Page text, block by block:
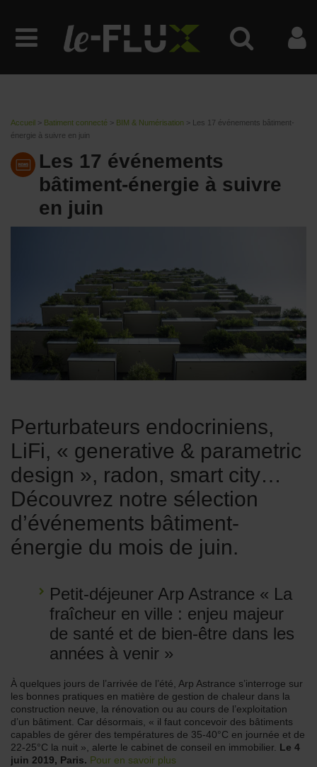
Accueil > Batiment connecté > BIM & Numérisation > Les 17 événements bâtiment-
énergie à suivre en juin
Les 17 événements
bâtiment-énergie à suivre
en juin
Perturbateurs endocriniens,
LiFi, « generative & parametric
design », radon, smart city…
Découvrez notre sélection
d’événements bâtiment-
énergie du mois de juin.
Petit-déjeuner Arp Astrance « La
fraîcheur en ville : enjeu majeur
de santé et de bien-être dans les
années à venir »
À quelques jours de l’arrivée de l’été, Arp Astrance s’interroge sur
les bonnes pratiques en matière de gestion de chaleur dans la
construction neuve, la rénovation ou au cours de l’exploitation
d’un bâtiment. Car désormais, « il faut concevoir des bâtiments
capables de gérer des températures de 35-40°C en journée et de
22-25°C la nuit », alerte le cabinet de conseil en immobilier. Le 4
juin 2019, Paris. Pour en savoir plus